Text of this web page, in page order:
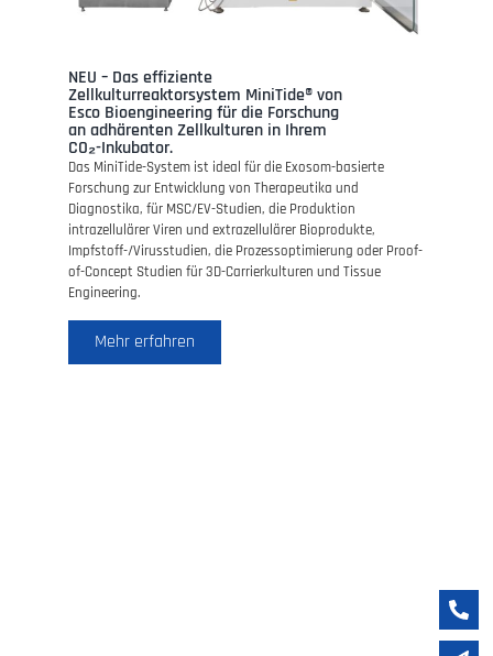
NEU – Das effiziente
Zellkulturreaktorsystem MiniTide® von
Esco Bioengineering für die Forschung
an adhärenten Zellkulturen in Ihrem
CO₂-Inkubator.
Das MiniTide-System ist ideal für die Exosom-basierte
Forschung zur Entwicklung von Therapeutika und
Diagnostika, für MSC/EV-Studien, die Produktion
intrazellulärer Viren und extrazellulärer Bioprodukte,
Impfstoff-/Virusstudien, die Prozessoptimierung oder Proof-
of-Concept Studien für 3D-Carrierkulturen und Tissue
Engineering.
Mehr erfahren